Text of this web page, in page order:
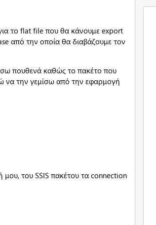
το flat file που θα κάνουμε export
από την οποία θα διαβάζουμε τον
πουθενά καθώς το πακέτο που
να την γεμίσω από την εφαρμογή
μου, του SSIS πακέτου τα connection